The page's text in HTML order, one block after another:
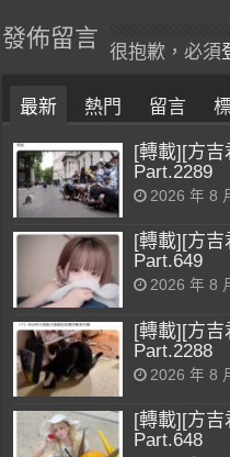
發佈留言
很抱歉，必須
最新 熱門 留言
[轉載][方
Part.2289
2026 年 8
[轉載][方
Part.649
2026 年 8
[轉載][方吉
Part.2288
2026 年 8
[轉載][方
Part.648